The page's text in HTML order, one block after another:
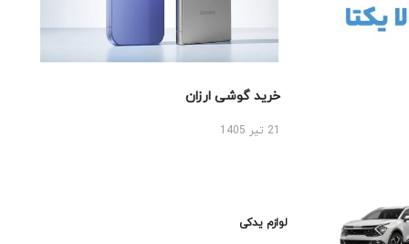
خرید گوشی ارزان
لوازم یدکی